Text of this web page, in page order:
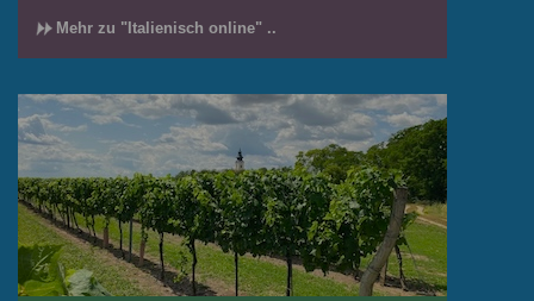
Mehr zu "Italienisch online" ..